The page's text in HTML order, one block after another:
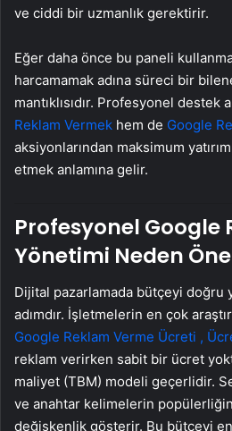
ve ciddi bir uzmanlık gerektirir.
Eğer daha önce bu paneli
harcamamak adına süreci bir
mantıklısıdır. Profesyonel destek
Reklam Vermek hem de Google
aksiyonlarından maksimum
etmek anlamına gelir.
Profesyonel Google
Yönetimi Neden
Dijital pazarlamada bütçeyi doğru
adımdır. İşletmelerin en çok
Google Reklam Verme Ücreti ,
reklam verirken sabit bir ücret
maliyet (TBM) modeli geçerlidir.
ve anahtar kelimelerin
değişkenlik gösterir. Bu bütçeyi